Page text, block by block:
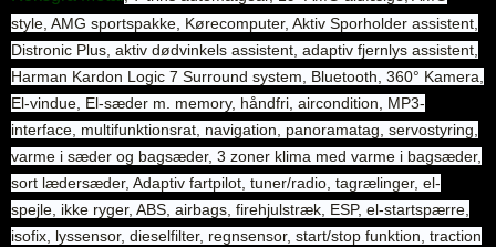
style, AMG sportspakke, Kørecomputer, Aktiv Sporholder assistent,
Distronic Plus, aktiv dødvinkels assistent, adaptiv fjernlys assistent,
Harman Kardon Logic 7 Surround system, Bluetooth, 360° Kamera,
El-vindue, El-sæder m. memory, håndfri, aircondition, MP3-
interface, multifunktionsrat, navigation, panoramatag, servostyring,
varme i sæder og bagsæder, 3 zoner klima med varme i bagsæder,
sort lædersæder, Adaptiv fartpilot, tuner/radio, tagrælinger, el-
spejle, ikke ryger, ABS, airbags, firehjulstræk, ESP, el-startspærre,
isofix, lyssensor, dieselfilter, regnsensor, start/stop funktion, traction